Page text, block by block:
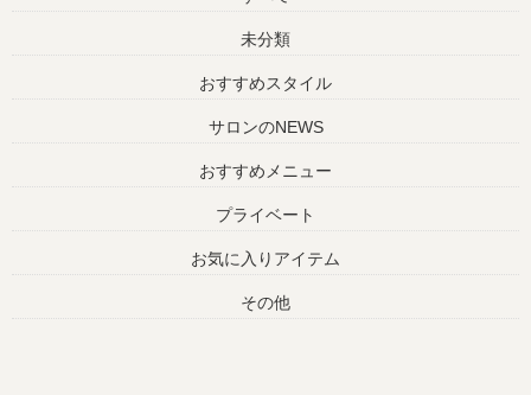
未分類
おすすめスタイル
サロンのNEWS
おすすめメニュー
プライベート
お気に入りアイテム
その他